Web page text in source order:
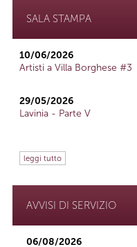
SALA STAMPA
10/06/2026
Artisti a Villa Borghese #3
29/05/2026
Lavinia - Parte V
leggi tutto
AVVISI DI SERVIZIO
06/08/2026